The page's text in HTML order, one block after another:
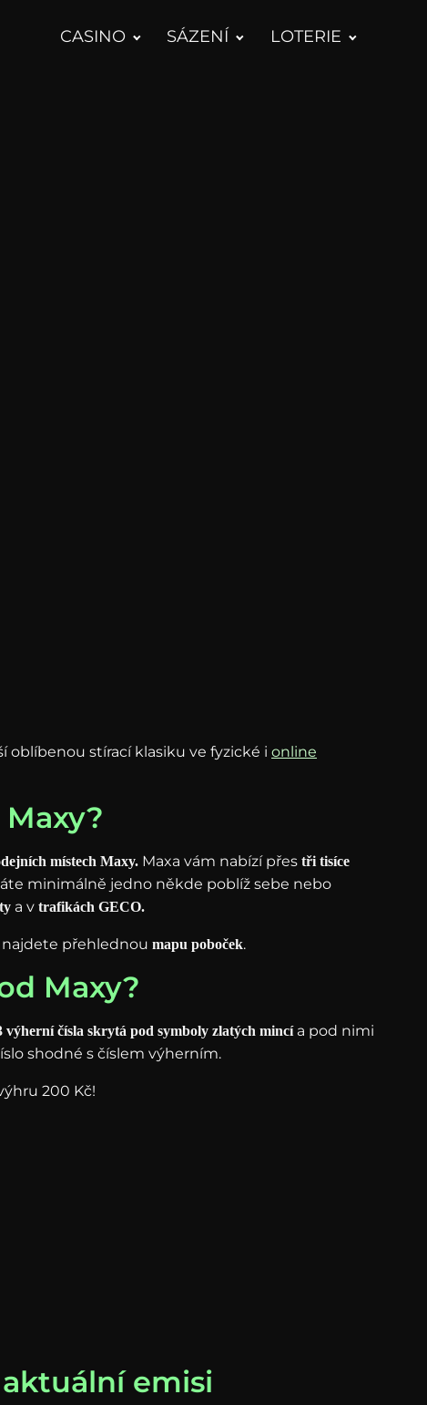
CASINO SÁZENÍ LOTERIE
oblíbenou stírací klasiku ve fyzické i online
místech Maxy. Maxa vám nabízí přes tři tisíce
minimálně jedno někde poblíž sebe nebo
a v trafikách GECO.
přehlednou mapu poboček.
Maxy?
výherní čísla skrytá pod symboly zlatých mincía pod nimi
shodné s číslem výherním.
200 Kč!
emisi